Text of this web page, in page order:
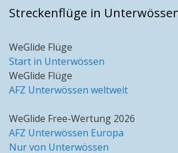
Streckenflüge in
WeGlide Flüge
Start in Unterwössen
WeGlide Flüge
AFZ Unterwössen weltweit
WeGlide Free-Wertung 2026
AFZ Unterwössen Europa
Nur von Unterwössen